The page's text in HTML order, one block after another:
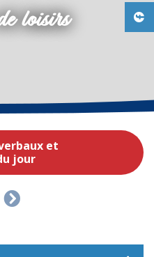
loisirs
et
jour